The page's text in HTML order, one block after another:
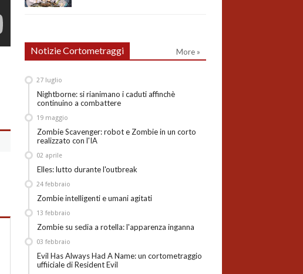
Notizie Cortometraggi More »
Nightborne: si rianimano i caduti affinchè
continuino a combattere
27 luglio
Zombie Scavenger: robot e Zombie in un corto
realizzato con l'IA
19 maggio
Elles: lutto durante l'outbreak
02 aprile
Zombie intelligenti e umani agitati
24 febbraio
Zombie su sedia a rotella: l'apparenza inganna
13 febbraio
Evil Has Always Had A Name: un cortometraggio
uffiiciale di Resident Evil
03 febbraio